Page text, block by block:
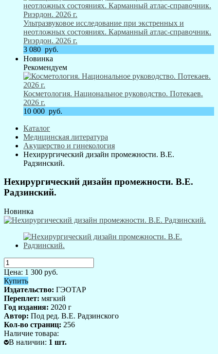
Ультразвуковое исследование при экстренных и
неотложных состояниях. Карманный атлас-справочник.
Риэрдон. 2026 г.
3 080 руб.
Новинка
Рекомендуем
Косметология. Национальное руководство. Потекаев.
2026 г.
10 000 руб.
Каталог
Медицинская литература
Акушерство и гинекология
Нехирургический дизайн промежности. В.Е.
Радзинский.
Нехирургический дизайн промежности. В.Е.
Радзинский.
Новинка
Цена: 1 300 руб.
Купить
Издательство: ГЭОТАР
Переплет: мягкий
Год издания: 2020 г
Автор: Под ред. В.Е. Радзинского
Кол-во страниц: 256
Наличие товара:
В наличии: 1 шт.